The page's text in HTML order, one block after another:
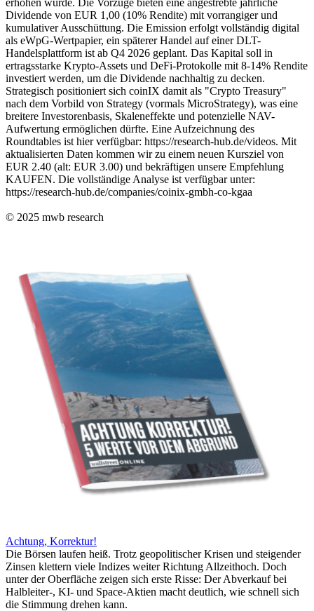
Dividende von EUR 1,00 (10% Rendite) mit vorrangiger und
kumulativer Ausschüttung. Die Emission erfolgt vollständig digital
als eWpG-Wertpapier, ein späterer Handel auf einer DLT-
Handelsplattform ist ab Q4 2026 geplant. Das Kapital soll in
ertragsstarke Krypto-Assets und DeFi-Protokolle mit 8-14% Rendite
investiert werden, um die Dividende nachhaltig zu decken.
Strategisch positioniert sich coinIX damit als "Crypto Treasury"
nach dem Vorbild von Strategy (vormals MicroStrategy), was eine
breitere Investorenbasis, Skaleneffekte und potenzielle NAV-
Aufwertung ermöglichen dürfte. Eine Aufzeichnung des
Roundtables ist hier verfügbar: https://research-hub.de/videos. Mit
aktualisierten Daten kommen wir zu einem neuen Kursziel von
EUR 2.40 (alt: EUR 3.00) und bekräftigen unsere Empfehlung
KAUFEN. Die vollständige Analyse ist verfügbar unter:
https://research-hub.de/companies/coinix-gmbh-co-kgaa
© 2025 mwb research
Achtung, Korrektur!
Die Börsen laufen heiß. Trotz geopolitischer Krisen und steigender
Zinsen klettern viele Indizes weiter Richtung Allzeithoch. Doch
unter der Oberfläche zeigen sich erste Risse: Der Abverkauf bei
Halbleiter-, KI- und Space-Aktien macht deutlich, wie schnell sich
die Stimmung drehen kann.